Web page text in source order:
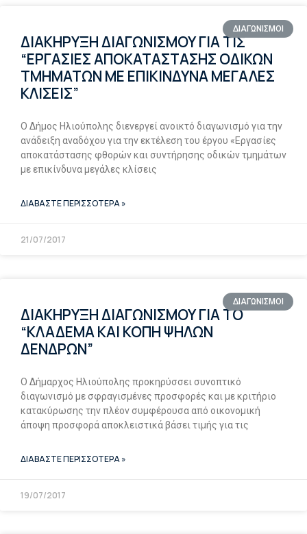
ΔΙΑΓΩΝΙΣΜΟΙ
ΔΙΑΚΗΡΥΞΗ ΔΙΑΓΩΝΙΣΜΟΥ ΓΙΑ ΤΙΣ
“ΕΡΓΑΣΙΕΣ ΑΠΟΚΑΤΑΣΤΑΣΗΣ ΟΔΙΚΩΝ
ΤΜΗΜΑΤΩΝ ΜΕ ΕΠΙΚΙΝΔΥΝΑ ΜΕΓΑΛΕΣ
ΚΛΙΣΕΙΣ”
Ο Δήμος Ηλιούπολης διενεργεί ανοικτό διαγωνισμό για την
ανάδειξη αναδόχου για την εκτέλεση του έργου «Εργασίες
αποκατάστασης φθορών και συντήρησης οδικών τμημάτων
με επικίνδυνα μεγάλες κλίσεις
ΔΙΑΒΑΣΤΕ ΠΕΡΙΣΣΟΤΕΡΑ »
21/07/2017
ΔΙΑΓΩΝΙΣΜΟΙ
ΔΙΑΚΗΡΥΞΗ ΔΙΑΓΩΝΙΣΜΟΥ ΓΙΑ ΤΟ
“ΚΛΑΔΕΜΑ ΚΑΙ ΚΟΠΗ ΨΗΛΩΝ
ΔΕΝΔΡΩΝ”
Ο Δήμαρχος Ηλιούπολης προκηρύσσει συνοπτικό
διαγωνισμό με σφραγισμένες προσφορές και με κριτήριο
κατακύρωσης την πλέον συμφέρουσα από οικονομική
άποψη προσφορά αποκλειστικά βάσει τιμής για τις
ΔΙΑΒΑΣΤΕ ΠΕΡΙΣΣΟΤΕΡΑ »
19/07/2017